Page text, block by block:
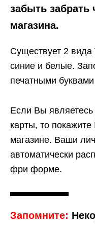
забыть забрать
магазина.
Существует 2 вида
синие и белые.
печатными
Если Вы
карты, то
магазине. Ваши
автоматически
фри форме.
Запомните: